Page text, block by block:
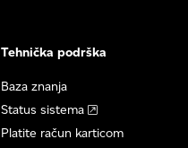
Tehnička podrška
Baza znanja
Status sistema
Platite račun karticom